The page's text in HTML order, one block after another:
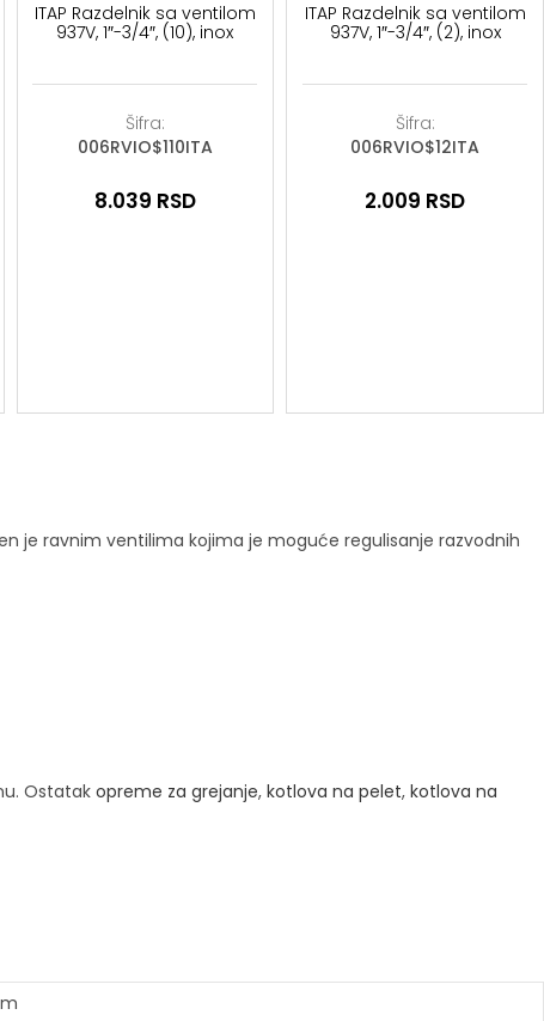
ITAP Razdelnik sa ventilom
937V, 1″-3/4″, (10), inox
Šifra:
006RVIO$110ITA
8.039 RSD
ITAP Razdelnik sa ventilom
937V, 1″-3/4″, (2), inox
Šifra:
006RVIO$12ITA
2.009 RSD
je ravnim ventilima kojima je moguće regulisanje razvodnih
Ostatakopreme za grejanje, kotlova na pelet, kotlova na